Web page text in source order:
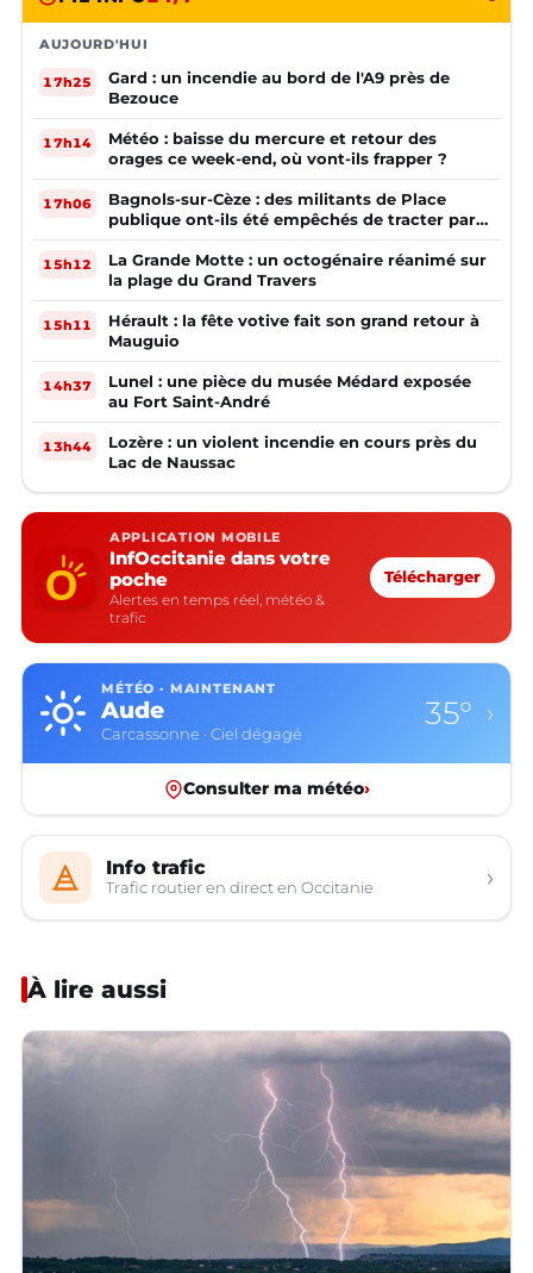
AUJOURD'HUI
17h25
Gard : un incendie au bord de l'A9 près de
Bezouce
17h14
Météo : baisse du mercure et retour des
orages ce week-end, où vont-ils frapper ?
17h06
Bagnols-sur-Cèze : des militants de Place
publique ont-ils été empêchés de tracter par
la mairie ?
15h12
La Grande Motte : un octogénaire réanimé sur
la plage du Grand Travers
15h11
Hérault : la fête votive fait son grand retour à
Mauguio
14h37
Lunel : une pièce du musée Médard exposée
au Fort Saint-André
13h44
Lozère : un violent incendie en cours près du
Lac de Naussac
APPLICATION MOBILE
InfOccitanie dans votre
poche
Alertes en temps réel, météo &
trafic
Télécharger
MÉTÉO · MAINTENANT
Aude
Carcassonne · Ciel dégagé
35° ›
Consulter ma météo›
Info trafic
Trafic routier en direct en Occitanie ›
À lire aussi